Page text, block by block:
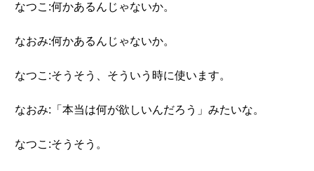
なつこ:何かあるんじゃないか。
なおみ:何かあるんじゃないか。
なつこ:そうそう、そういう時に使います。
なおみ:「本当は何が欲しいんだろう」みたいな。
なつこ:そうそう。